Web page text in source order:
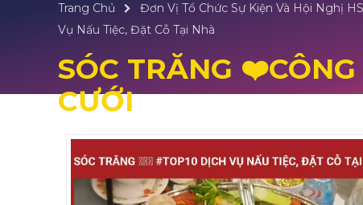
Trang Chủ Đơn Vị Tổ Chức Sự Kiện Và Hội Nghị
Vụ Nấu Tiệc, Đặt Cỗ Tại Nhà
SÓC TRĂNG
CƯỚI